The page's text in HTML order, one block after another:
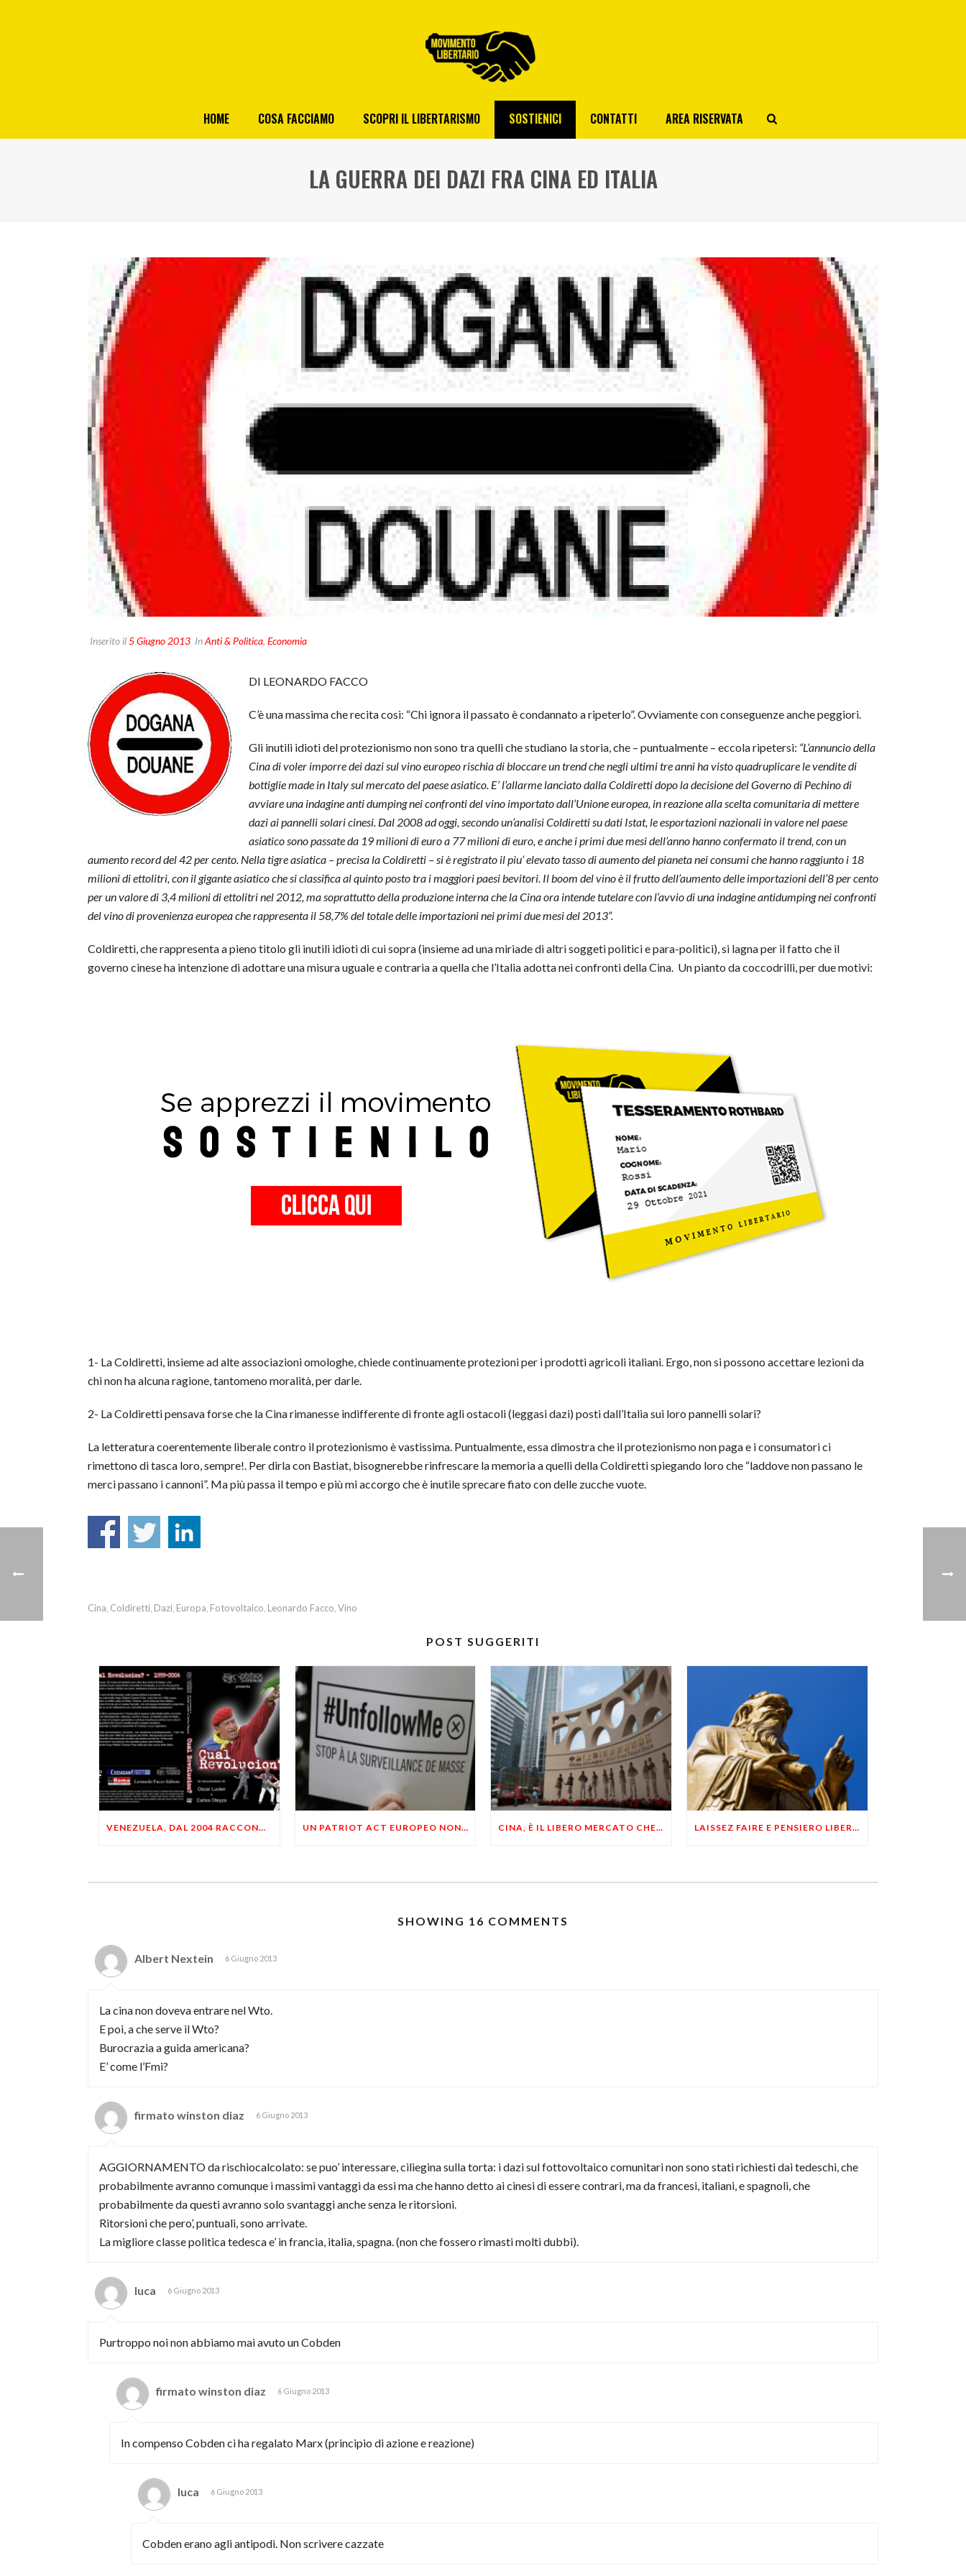
HOME COSA FACCIAMO SCOPRI IL LIBERTARISMO SOSTIENICI CONTATTI AREA RISERVATA
LA GUERRA DEI DAZI FRA CINA ED ITALIA
Inserito il5 Giugno 2013 InAnti & Politica, Economia
DI LEONARDO FACCO
C’è una massima che recita così: “Chi ignora il passato è condannato a ripeterlo”. Ovviamente con conseguenze anche peggiori.
Gli inutili idioti del protezionismo non sono tra quelli che studiano la storia, che – puntualmente – eccola ripetersi: “L’annuncio della
Cina di voler imporre dei dazi sul vino europeo rischia di bloccare un trend che negli ultimi tre anni ha visto quadruplicare le vendite di
bottiglie made in Italy sul mercato del paese asiatico. E’ l’allarme lanciato dalla Coldiretti dopo la decisione del Governo di Pechino di
avviare una indagine anti dumping nei confronti del vino importato dall’Unione europea, in reazione alla scelta comunitaria di mettere
dazi ai pannelli solari cinesi. Dal 2008 ad oggi, secondo un’analisi Coldiretti su dati Istat, le esportazioni nazionali in valore nel paese
asiatico sono passate da 19 milioni di euro a 77 milioni di euro, e anche i primi due mesi dell’anno hanno confermato il trend, con un
aumento record del 42 per cento. Nella tigre asiatica – precisa la Coldiretti – si è registrato il piu’ elevato tasso di aumento del pianeta nei consumi che hanno raggiunto i 18
milioni di ettolitri, con il gigante asiatico che si classifica al quinto posto tra i maggiori paesi bevitori. Il boom del vino è il frutto dell’aumento delle importazioni dell’8 per cento
per un valore di 3,4 milioni di ettolitri nel 2012, ma soprattutto della produzione interna che la Cina ora intende tutelare con l’avvio di una indagine antidumping nei confronti
del vino di provenienza europea che rappresenta il 58,7% del totale delle importazioni nei primi due mesi del 2013”.
Coldiretti, che rappresenta a pieno titolo gli inutili idioti di cui sopra (insieme ad una miriade di altri soggeti politici e para-politici), si lagna per il fatto che il
governo cinese ha intenzione di adottare una misura uguale e contraria a quella che l’Italia adotta nei confronti della Cina. Un pianto da coccodrilli, per due motivi:
1- La Coldiretti, insieme ad alte associazioni omologhe, chiede continuamente protezioni per i prodotti agricoli italiani. Ergo, non si possono accettare lezioni da
chi non ha alcuna ragione, tantomeno moralità, per darle.
2- La Coldiretti pensava forse che la Cina rimanesse indifferente di fronte agli ostacoli (leggasi dazi) posti dall’Italia sui loro pannelli solari?
La letteratura coerentemente liberale contro il protezionismo è vastissima. Puntualmente, essa dimostra che il protezionismo non paga e i consumatori ci
rimettono di tasca loro, sempre!. Per dirla con Bastiat, bisognerebbe rinfrescare la memoria a quelli della Coldiretti spiegando loro che “laddove non passano le
merci passano i cannoni”. Ma più passa il tempo e più mi accorgo che è inutile sprecare fiato con delle zucche vuote.
Cina, Coldiretti, Dazi, Europa, Fotovoltaico, Leonardo Facco, Vino
POST SUGGERITI
VENEZUELA, DAL 2004 RACCONTIAMO CHE IL VENEZUELA SAREBBE DIVENTATA DITTATURA UN PATRIOT ACT EUROPEO NON RENDERÀ PIÙ SICURA LA POPOLAZIONE DAL TERRORISMO CINA, È IL LIBERO MERCATO CHE HA SALVATO LA POPOLAZIONE DALLE CARESTIE LAISSEZ FAIRE E PENSIERO LIBERTARIO NELL’ANTICA CINA
SHOWING 16 COMMENTS
Albert Nextein 6 Giugno 2013
La cina non doveva entrare nel Wto.
E poi, a che serve il Wto?
Burocrazia a guida americana?
E’ come l’Fmi?
firmato winston diaz 6 Giugno 2013
AGGIORNAMENTO da rischiocalcolato: se puo’ interessare, ciliegina sulla torta: i dazi sul fottovoltaico comunitari non sono stati richiesti dai tedeschi, che
probabilmente avranno comunque i massimi vantaggi da essi ma che hanno detto ai cinesi di essere contrari, ma da francesi, italiani, e spagnoli, che
probabilmente da questi avranno solo svantaggi anche senza le ritorsioni.
Ritorsioni che pero’, puntuali, sono arrivate.
La migliore classe politica tedesca e’ in francia, italia, spagna. (non che fossero rimasti molti dubbi).
luca 6 Giugno 2013
Purtroppo noi non abbiamo mai avuto un Cobden
firmato winston diaz 6 Giugno 2013
In compenso Cobden ci ha regalato Marx (principio di azione e reazione)
luca 6 Giugno 2013
Cobden erano agli antipodi. Non scrivere cazzate